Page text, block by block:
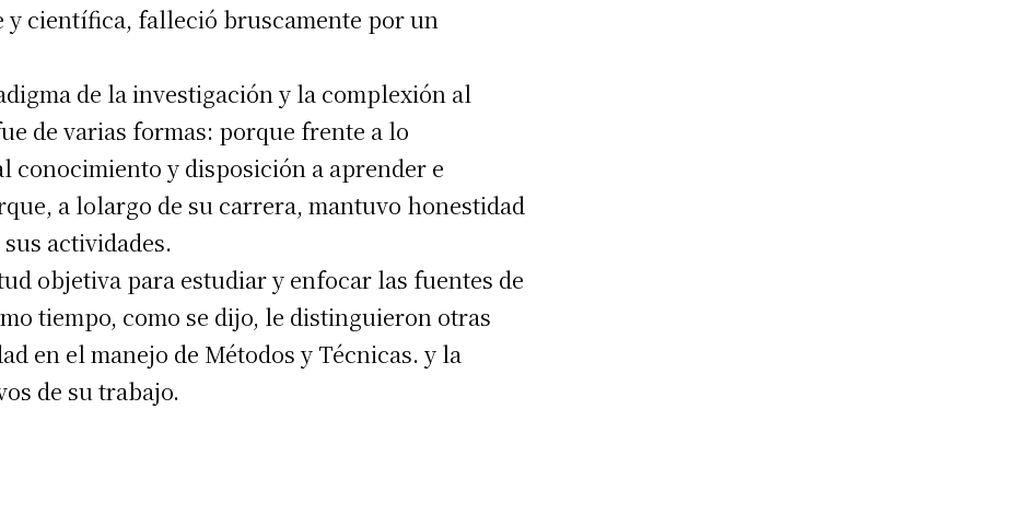
y científica, falleció bruscamente por un
de la investigación y la complexión al
de varias formas: porque frente a lo
conocimiento y disposición a aprender e
a lolargo de su carrera, mantuvo honestidad
actividades.
objetiva para estudiar y enfocar las fuentes de
tiempo, como se dijo, le distinguieron otras
en el manejo de Métodos y Técnicas. y la
de su trabajo.